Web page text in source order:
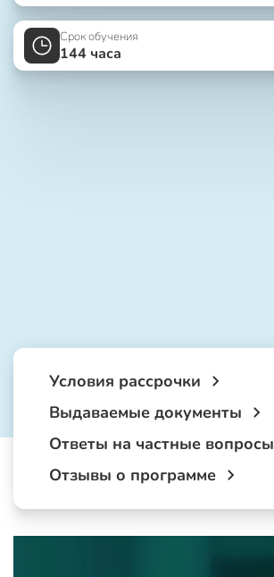
Срок обучения
144 часа
Условия рассрочки
Выдаваемые документы
Ответы на частные вопросы
Отзывы о программе